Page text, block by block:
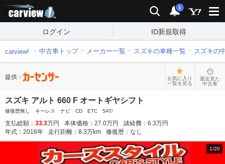
検索 通知
i
ログイン ID新規取得
carview! 中古車トップ メーカー一覧 スズキの車種一覧 スズキの
提供：
お気に入り
一覧を見る
最近見た
中古車
スズキ アルト 660 F オートギヤシフト
修復歴無し キーレス ナビ CD ETC 5AT/
支払総額： 33.3万円 本体価格： 27.0万円 諸経費： 6.3万円
年式： 2016年 走行距離： 8.3万km 修復歴： なし
1/20